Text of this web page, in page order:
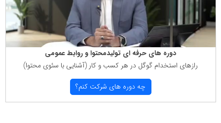
دوره های حرفه ای تولیدمحتوا و روابط عمومی
رازهای استخدام گوگل در هر كسب و كار (آشنایی با سئوی محتوا)
چه دوره های شركت كنم؟